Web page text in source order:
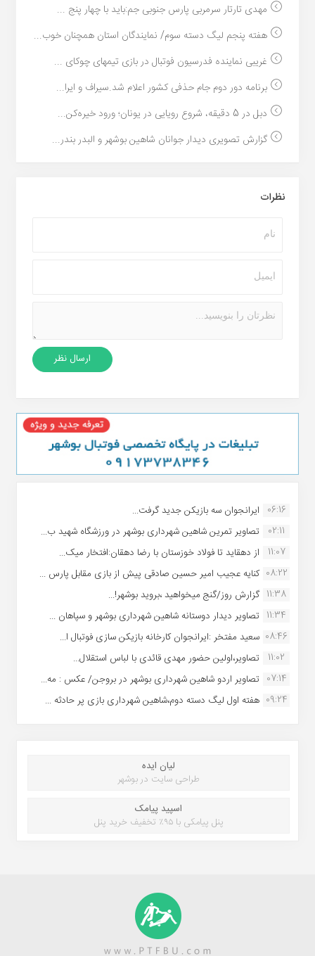
مهدی تارتار سرمربی پارس جنوبی جم:باید با چهار پنج ...
هفته پنجم لیگ دسته سوم/ نمایندگان استان همچنان خوب...
غریبی نماینده فدرسیون فوتبال در بازی تیمهای چوکای ...
برنامه دور دوم جام حذفی کشور اعلام شد.سیراف و ایرا...
دبل در 5 دقیقه، شروع رویایی در یونان؛ ورود خیره‌کن...
گزارش تصویری دیدار جوانان شاهین بوشهر و البدر بندر...
نظرات
06:16 ایرانجوان سه بازیکن جدید گرفت...
02:11
تصاویر تمرین شاهین شهردارى بوشهر در ورزشگاه شهید ب...
11:07
از دهقاید تا فولاد خوزستان با رضا دهقان:افتخار میک...
08:22 کنایه عجیب امیر حسین صادقی پیش از بازی مقابل پارس ...
11:38 گزارش روز/گنج میخواهید ،بروید بوشهر!...
11:34 تصاویر دیدار دوستانه شاهین شهردارى بوشهر و سپاهان ...
08:46 سعید مفتخر :ایرانجوان کارخانه بازیکن سازی فوتبال ا...
11:02
تصاویر،اولین حضور مهدی قائدی با لباس استقلال...
07:14 تصاویر اردو شاهین شهرداری بوشهر در بروجن/ عکس : مه...
09:24 هفته اول لیگ دسته دوم،شاهین شهرداری بازی پر حادثه ...
لیان ایده
طراحی سایت در بوشهر
اسپید پیامک
پنل پیامکی با ۹۵٪ تخفیف خرید پنل